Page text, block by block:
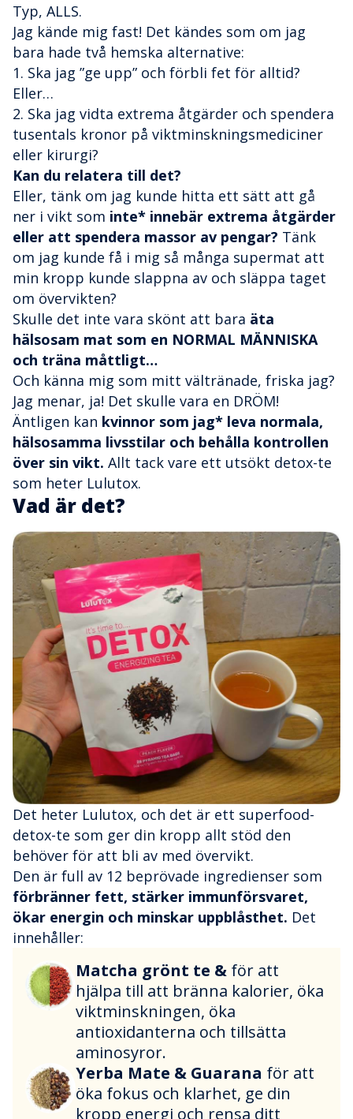
Typ, ALLS.
Jag kände mig fast! Det kändes som om jag
bara hade två hemska alternative:
1. Ska jag ”ge upp” och förbli fet för alltid?
Eller…
2. Ska jag vidta extrema åtgärder och spendera
tusentals kronor på viktminskningsmediciner
eller kirurgi?
Kan du relatera till det?
Eller, tänk om jag kunde hitta ett sätt att gå
ner i vikt som inte* innebär extrema åtgärder
eller att spendera massor av pengar? Tänk
om jag kunde få i mig så många supermat att
min kropp kunde slappna av och släppa taget
om övervikten?
Skulle det inte vara skönt att bara äta
hälsosam mat som en NORMAL MÄNNISKA
och träna måttligt…
Och känna mig som mitt vältränade, friska jag?
Jag menar, ja! Det skulle vara en DRÖM!
Äntligen kan kvinnor som jag* leva normala,
hälsosamma livsstilar och behålla kontrollen
över sin vikt. Allt tack vare ett utsökt detox-te
som heter Lulutox.
Vad är det?
Det heter Lulutox, och det är ett superfood-
detox-te som ger din kropp allt stöd den
behöver för att bli av med övervikt.
Den är full av 12 beprövade ingredienser som
förbränner fett, stärker immunförsvaret,
ökar energin och minskar uppblåsthet. Det
innehåller:
Matcha grönt te & för att
hjälpa till att bränna kalorier, öka
viktminskningen, öka
antioxidanterna och tillsätta
aminosyror.
Yerba Mate & Guarana för att
öka fokus och klarhet, ge din
kropp energi och rensa ditt